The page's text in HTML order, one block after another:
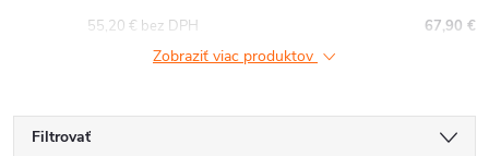
67,90 €
55,20 € bez DPH
Zobraziť viac produktov
Filtrovať